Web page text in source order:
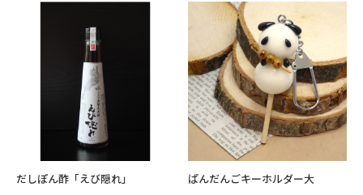
だしぽん酢「えび隠れ」 ぱんだんごキーホルダー大